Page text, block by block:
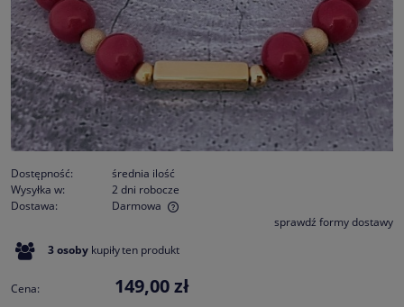
Dostępność:
średnia ilość
Wysyłka w:
2 dni robocze
Dostawa:
Darmowa
Cena nie zawiera ewentualnych kosztów płatnościsprawdź formy dostawy
3osoby kupiłyten produkt
Cena: 149,00 zł